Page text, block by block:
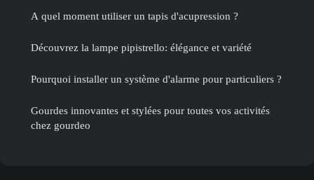
A quel moment utiliser un tapis d'acupression ?
Découvrez la lampe pipistrello: élégance et variété
Pourquoi installer un système d'alarme pour particuliers ?
Gourdes innovantes et stylées pour toutes vos activités
chez gourdeo